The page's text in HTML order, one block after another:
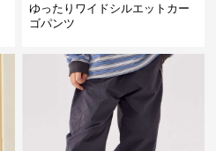
ゆったりワイドシルエットカー
ゴパンツ